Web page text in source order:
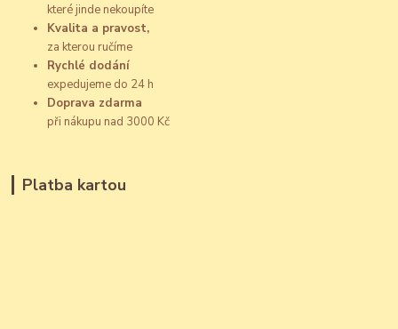
které jinde nekoupíte
Kvalita a pravost,
za kterou ručíme
Rychlé dodání
expedujeme do 24 h
Doprava zdarma
při nákupu nad 3000 Kč
Platba kartou